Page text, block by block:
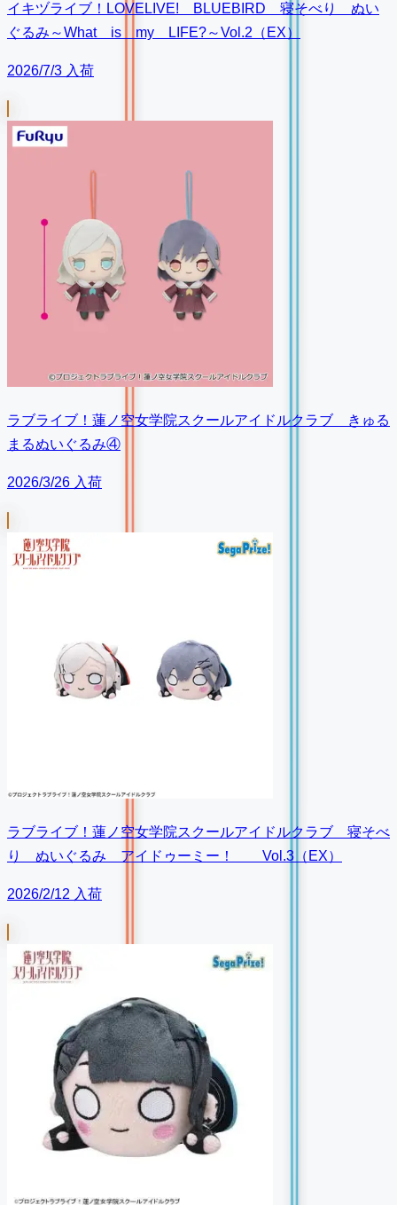
イキヅライブ！LOVELIVE! BLUEBIRD 寝そべり ぬい
ぐるみ～What is my LIFE?～Vol.2（EX）
2026/7/3 入荷
ラブライブ！蓮ノ空女学院スクールアイドルクラブ きゅる
まるぬいぐるみ④
2026/3/26 入荷
ラブライブ！蓮ノ空女学院スクールアイドルクラブ 寝そべ
り ぬいぐるみ アイドゥーミー！ Vol.3（EX）
2026/2/12 入荷